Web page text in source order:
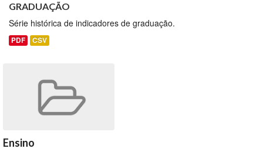
GRADUAÇÃO
Série histórica de indicadores de graduação.
PDF CSV
Ensino